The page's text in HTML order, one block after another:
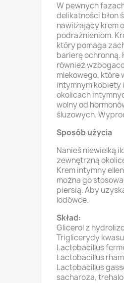
W pewnych
delikatności błon
nawilżający krem
podrażnieniom.
który pomaga
barierę ochronną.
również
mlekowego, które
intymnym kobiety
okolicach
wolny od
śluzowych.
Sposób użycia
Nanieś niewielką
zewnętrzną
Krem intymny
można go
piersią. Aby
lodówce.
Skład:
Glicerol z
Triglicerydy
Lactobacillus
Lactobacillus
Lactobacillus
sacharoza,